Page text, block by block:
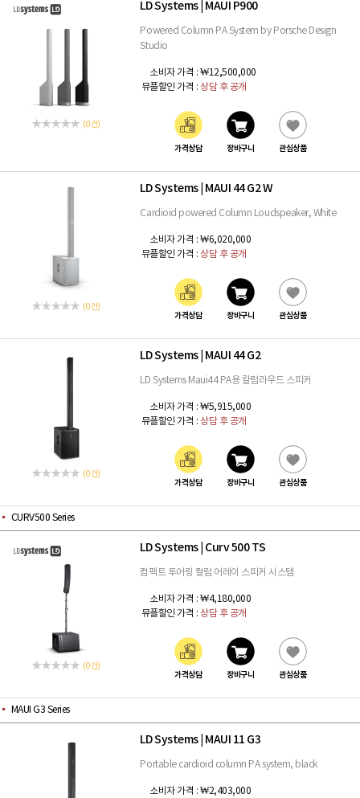
(0 건)
LD Systems MAUI P900
Powered Column PA System by Porsche Design
Studio
소비자 가격 : ₩12,500,000
뮤플할인 가격 : 상담 후 공개
가격상담 장바구니 관심상품
(0 건)
LD Systems MAUI 44 G2 W
Cardioid powered Column Loudspeaker, White
소비자 가격 : ₩6,020,000
뮤플할인 가격 : 상담 후 공개
가격상담 장바구니 관심상품
(0 건)
LD Systems MAUI 44 G2
LD Systems Maui44 PA용 칼럼라우드 스피커
소비자 가격 : ₩5,915,000
뮤플할인 가격 : 상담 후 공개
가격상담 장바구니 관심상품
CURV500 Series
(0 건)
LD Systems Curv 500 TS
컴팩트 투어링 컬럼 어레이 스피커 시스템
소비자 가격 : ₩4,180,000
뮤플할인 가격 : 상담 후 공개
가격상담 장바구니 관심상품
MAUI G3 Series
LD Systems MAUI 11 G3
Portable cardioid column PA system, black
소비자 가격 : ₩2,403,000